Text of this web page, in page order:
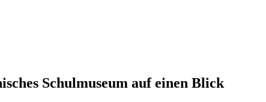
Schulmuseum auf einen Blick